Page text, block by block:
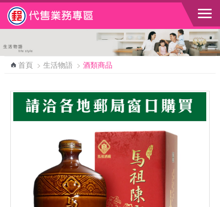
跳到主要內容區塊
首頁 > 生活物語 > 酒類商品